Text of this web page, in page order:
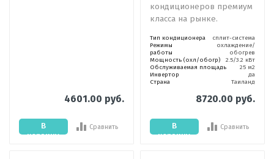
4601.00 руб.
В
корзину
Сравнить
кондиционеров премиум
класса на рынке.
Тип кондиционера
сплит-система
Режимы
работы
охлаждение/
обогрев
Мощность (охл/обогр)
2.5/3.2 кВт
Обслуживаемая площадь
25 м2
Инвертор
да
Страна
Таиланд
8720.00 руб.
В
корзину
Сравнить